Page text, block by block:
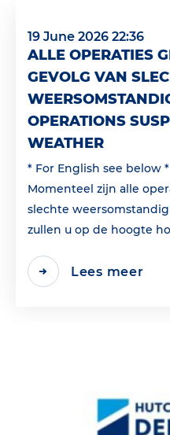
19 June 2026 22:36
ALLE OPERATIES
GEVOLG VAN
OPERATIONS
WEATHER
* For English see below
Momenteel zijn alle
slechte
zullen u op de hoogte
Lees meer